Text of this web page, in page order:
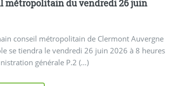
métropolitain du vendredi 26 juin
conseil métropolitain de Clermont Auvergne
se tiendra le vendredi 26 juin 2026 à 8 heures
générale P.2 (…)